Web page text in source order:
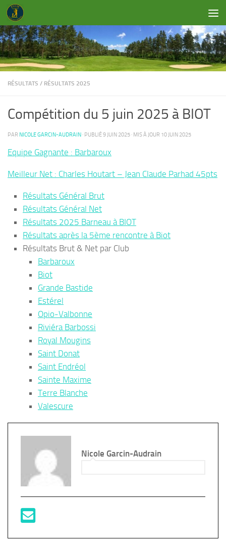
Skip to content
RÉSULTATS / RÉSULTATS 2025
Compétition du 5 juin 2025 à BIOT
PAR NICOLE GARCIN-AUDRAIN · PUBLIÉ9 JUIN 2025 · MIS À JOUR 10 JUIN 2025
Equipe Gagnante : Barbaroux
Meilleur Net : Charles Houtart – Jean Claude Parhad 45pts
Résultats Général Brut
Résultats Général Net
Résultats 2025 Barneau à BIOT
Résultats après la 5ème rencontre à Biot
Résultats Brut & Net par Club
Barbaroux
Biot
Grande Bastide
Estérel
Opio-Valbonne
Riviéra Barbossi
Royal Mougins
Saint Donat
Saint Endréol
Sainte Maxime
Terre Blanche
Valescure
Nicole Garcin-Audrain